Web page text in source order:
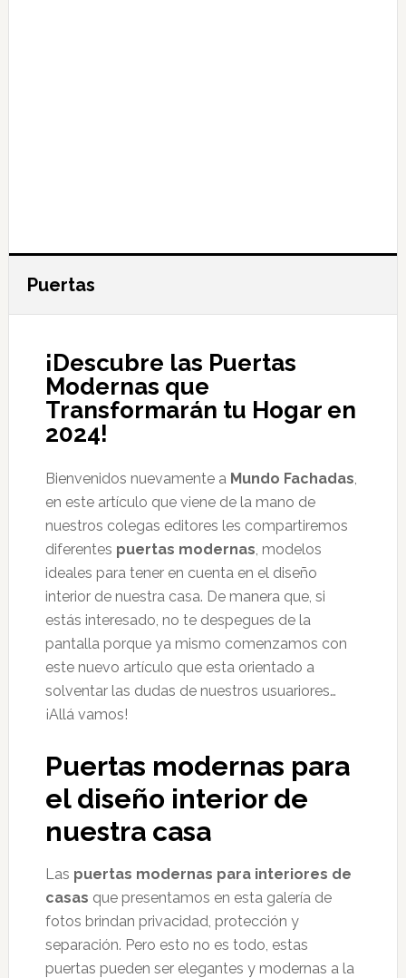
Puertas
¡Descubre las Puertas
Modernas que
Transformarán tu Hogar en
2024!
Bienvenidos nuevamente a Mundo Fachadas,
en este artículo que viene de la mano de
nuestros colegas editores les compartiremos
diferentes puertas modernas, modelos
ideales para tener en cuenta en el diseño
interior de nuestra casa. De manera que, si
estás interesado, no te despegues de la
pantalla porque ya mismo comenzamos con
este nuevo artículo que esta orientado a
solventar las dudas de nuestros usuariores…
¡Allá vamos!
Puertas modernas para
el diseño interior de
nuestra casa
Las puertas modernas para interiores de
casas que presentamos en esta galería de
fotos brindan privacidad, protección y
separación. Pero esto no es todo, estas
puertas pueden ser elegantes y modernas a la